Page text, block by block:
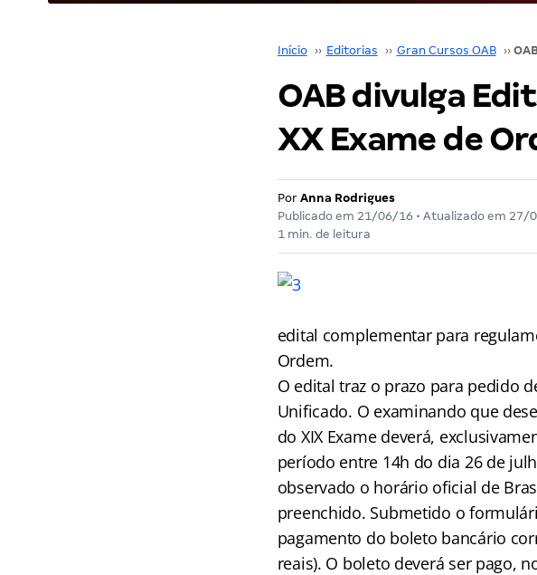
Início ›› Editorias ›› Gran Cursos OAB ››
OAB divulga
XX Exame de
Por Anna Rodrigues
Publicado em 21/06/16 • Atualizado em 27/
1 min. de leitura
edital complementar para
Ordem.
O edital traz o prazo para pedido
Unificado. O examinando que
do XIX Exame deverá,
período entre 14h do dia 26 de
observado o horário oficial de
preenchido. Submetido o
pagamento do boleto bancário
reais). O boleto deverá ser pago,